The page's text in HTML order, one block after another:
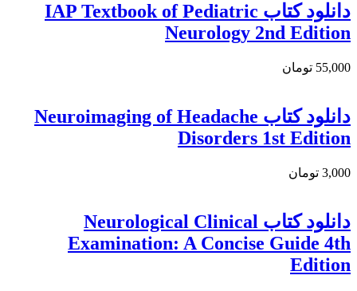
دانلود کتاب IAP Textbook of Pediatric
Neurology 2nd Edition
55,000 تومان
دانلود کتاب Neuroimaging of Headache
Disorders 1st Edition
3,000 تومان
دانلود كتاب Neurological Clinical
Examination: A Concise Guide 4th
Edition